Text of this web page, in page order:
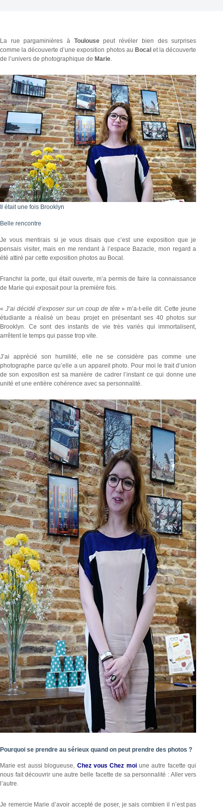
La rue pargaminières à Toulousepeut révéler bien des surprises
comme la découverte d’une exposition photos au Bocal et la découverte
de l’univers de photographique de Marie.
Il était une fois Brooklyn
Belle rencontre
Je vous mentirais si je vous disais que c’est une exposition que je
pensais visiter, mais en me rendant à l’espace Bazacle, mon regard a
été attiré par cette exposition photos au Bocal.
Franchir la porte, qui était ouverte, m’a permis de faire la connaissance
de Marie qui exposait pour la première fois.
« J’ai décidé d’exposer sur un coup de tête» m’a-t-elle dit. Cette jeune
étudiante a réalisé un beau projet en présentant ses 40 photos sur
Brooklyn. Ce sont des instants de vie très variés qui immortalisent,
arrêtent le temps qui passe trop vite.
J’ai apprécié son humilité, elle ne se considère pas comme une
photographe parce qu’elle a un appareil photo. Pour moi le trait d’union
de son exposition est sa manière de cadrer l’instant ce qui donne une
unité et une entière cohérence avec sa personnalité.
Pourquoi se prendre au sérieux quand on peut prendre des photos ?
Marie est aussi blogueuse, Chez vous Chez moiune autre facette qui
nous fait découvrir une autre belle facette de sa personnalité : Aller vers
l’autre.
Je remercie Marie d’avoir accepté de poser, je sais combien il n’est pas